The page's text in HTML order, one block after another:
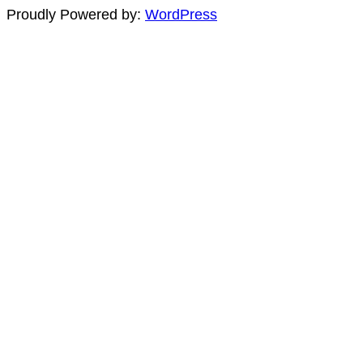
Proudly Powered by: WordPress